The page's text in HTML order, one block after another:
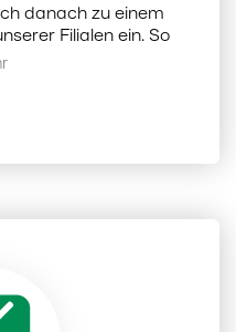
danach zu einem
Filialen ein. So
Einblick in deinen
anzeigen